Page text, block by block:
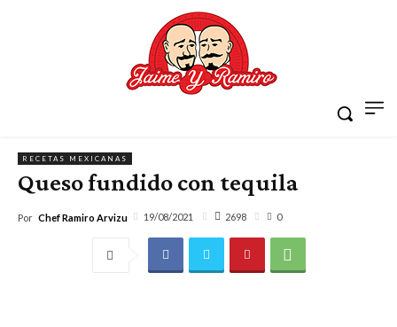
RECETAS MEXICANAS
Queso fundido con tequila
Por Chef Ramiro Arvizu 19/08/2021 2698 0